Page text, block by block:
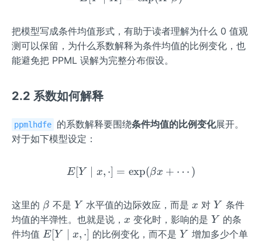
把模型写成条件均值形式，有助于读者理解为什么 0 值观
测可以保留，为什么系数解释为条件均值的比例变化，也
能避免把 PPML 误解为完整分布假设。
2.2 系数如何解释
ppmlhdfe 的系数解释要围绕条件均值的比例变化展开。
对于如下模型设定：
E[Y\mid
E[Y ∣ x, ⋅] = exp(βx + ⋯ )
这里的 \b
et
a
β 不是Y
Y 水平值的边际效应，而是x
x 对Y
Y 条件
均值的半弹性。也就是说， x
x 变化时，影响的是 Y
Y 的条
件均值 E[Y
E[Y ∣ x, ⋅] 的比例变化，而不是Y
Y 增加多少个单